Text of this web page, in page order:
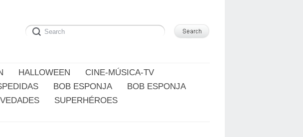
HALLOWEEN
CINE-MÚSICA-TV
BOB ESPONJA
BOB ESPONJA
SUPERHÉROES